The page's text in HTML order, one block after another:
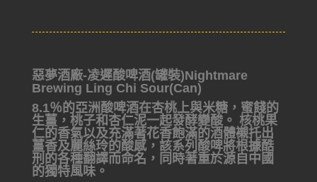
惡夢酒廠-凌遲酸啤酒(罐裝)Nightmare
Brewing Ling Chi Sour(Can)
8.1％的亞洲酸啤酒在杏桃上與米糖，蜜餞的
生薑，桃子和杏仁泥一起發酵變酸。 核桃果
仁的香氣以及充滿著花香飽滿的酒體襯托出
薑香及麗絲玲的酸感， 該系列酸啤將根據酷
刑的各種翻譯而命名，同時著重於源自中國
的獨特風味。